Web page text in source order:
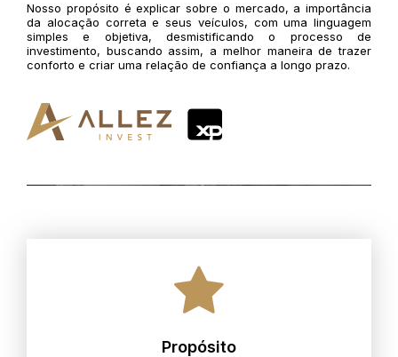
Nosso propósito é explicar sobre o mercado, a importância
da alocação correta e seus veículos, com uma linguagem
simples e objetiva, desmistificando o processo de
investimento, buscando assim, a melhor maneira de trazer
conforto e criar uma relação de confiança a longo prazo.
Propósito